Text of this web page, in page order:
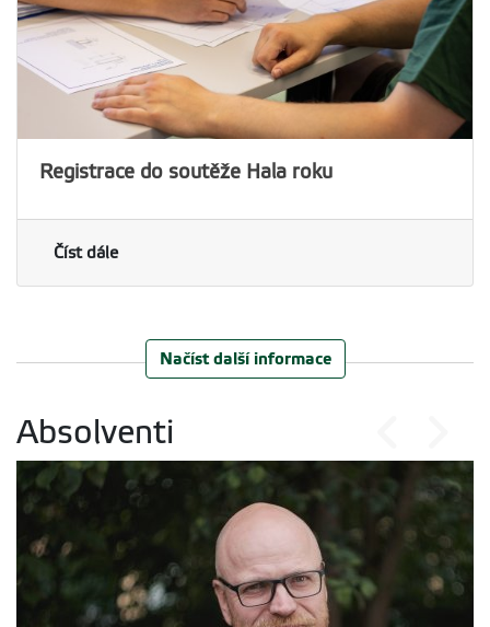
Registrace do soutěže Hala roku
Číst dále
Načíst další informace
Absolventi